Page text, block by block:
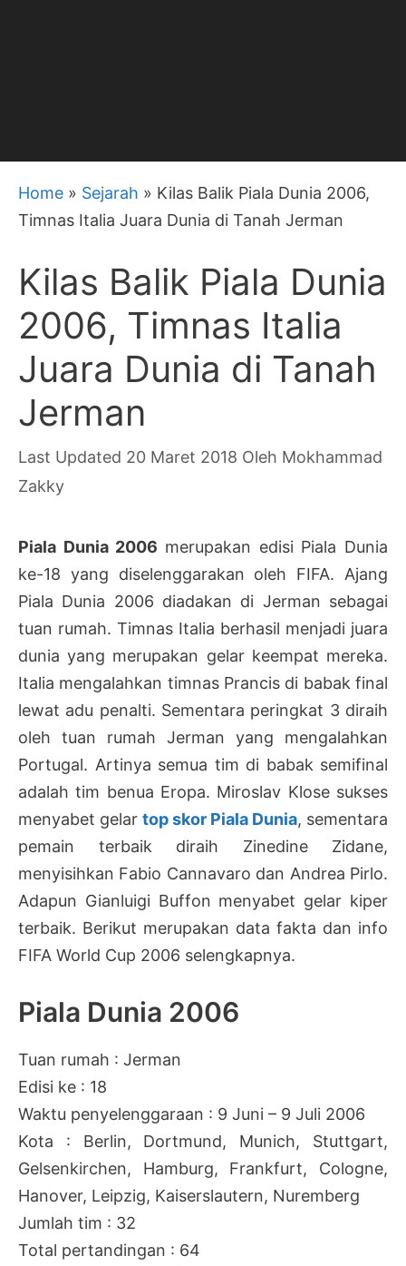
Home » Sejarah » Kilas Balik Piala Dunia 2006,
Timnas Italia Juara Dunia di Tanah Jerman
Kilas Balik Piala Dunia
2006, Timnas Italia
Juara Dunia di Tanah
Jerman
20 Maret 2018 Oleh Mokhammad
Zakky
Piala Dunia 2006 merupakan edisi Piala Dunia
ke-18 yang diselenggarakan oleh FIFA. Ajang
Piala Dunia 2006 diadakan di Jerman sebagai
tuan rumah. Timnas Italia berhasil menjadi juara
dunia yang merupakan gelar keempat mereka.
Italia mengalahkan timnas Prancis di babak final
lewat adu penalti. Sementara peringkat 3 diraih
oleh tuan rumah Jerman yang mengalahkan
Portugal. Artinya semua tim di babak semifinal
adalah tim benua Eropa. Miroslav Klose sukses
menyabet gelar top skor Piala Dunia, sementara
pemain terbaik diraih Zinedine Zidane,
menyisihkan Fabio Cannavaro dan Andrea Pirlo.
Adapun Gianluigi Buffon menyabet gelar kiper
terbaik. Berikut merupakan data fakta dan info
FIFA World Cup 2006 selengkapnya.
Piala Dunia 2006
Tuan rumah : Jerman
Edisi ke : 18
Waktu penyelenggaraan : 9 Juni – 9 Juli 2006
Kota : Berlin, Dortmund, Munich, Stuttgart,
Gelsenkirchen, Hamburg, Frankfurt, Cologne,
Hanover, Leipzig, Kaiserslautern, Nuremberg
Jumlah tim : 32
Total pertandingan : 64